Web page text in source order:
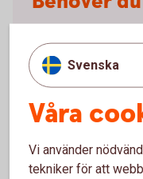
oss.
Ring 0771-97
Svenska
Våra
Vi använder
tekniker för att